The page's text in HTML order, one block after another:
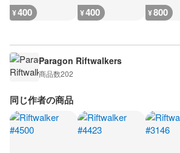
¥400 ¥400 ¥800
Paragon Riftwalkers
商品数202
同じ作者の商品